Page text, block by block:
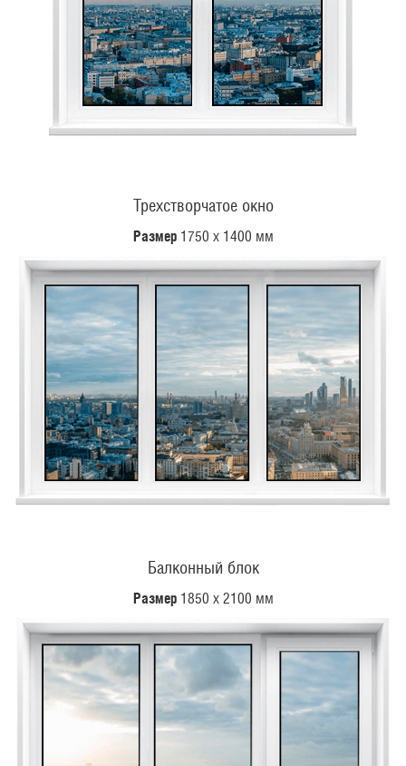
Трехстворчатое окно
Размер1750 х 1400 мм
Балконный блок
Размер1850 х 2100 мм